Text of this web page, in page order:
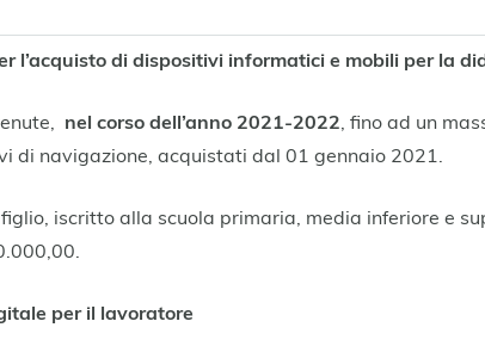
l’acquisto di dispositivi informatici e mobili per la
nel corso dell’anno 2021-2022, fino ad un
di navigazione, acquistati dal 01 gennaio 2021.
iscritto alla scuola primaria, media inferiore e
per il lavoratore